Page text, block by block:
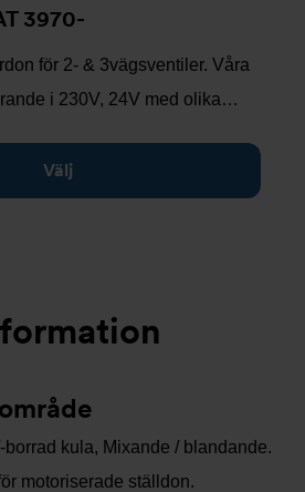
3970-
för 2- & 3vägsventiler. Våra
i 230V, 24V med olika…
Välj
kula, Mixande / blandande.
motoriserade ställdon.